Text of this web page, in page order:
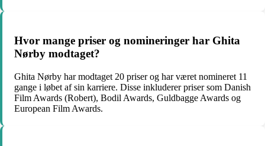
Hvor mange priser og nomineringer har Ghita
Nørby modtaget?
Ghita Nørby har modtaget 20 priser og har været nomineret 11
gange i løbet af sin karriere. Disse inkluderer priser som Danish
Film Awards (Robert), Bodil Awards, Guldbagge Awards og
European Film Awards.